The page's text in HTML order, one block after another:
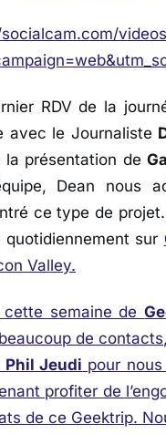
RDV de la
avec le Journaliste
la présentation de
Dean nous
ce type de
quotidiennement sur
Valley.
cette semaine de
de
Phil Jeudi pour
profiter de
de ce Geektrip.